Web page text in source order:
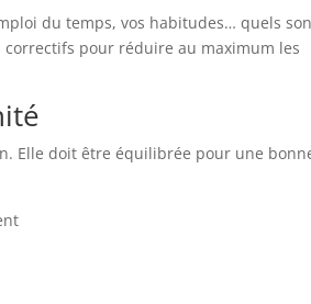
du temps, vos habitudes… quels
pour réduire au maximum les
Elle doit être équilibrée pour une